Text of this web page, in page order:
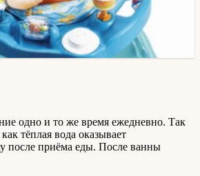
одно и то же время ежедневно. Так
тёплая вода оказывает
после приёма еды. После ванны